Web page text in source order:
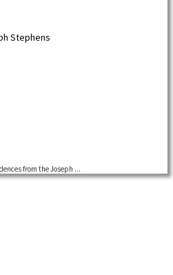
Stephens – discovered at Huseby bruk,
from the Joseph ...